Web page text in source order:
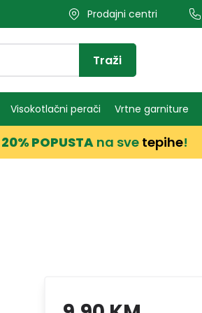
Prodajni centri
Traži
Visokotlačni perači Vrtne garniture
20% POPUSTA na sve tepihe!